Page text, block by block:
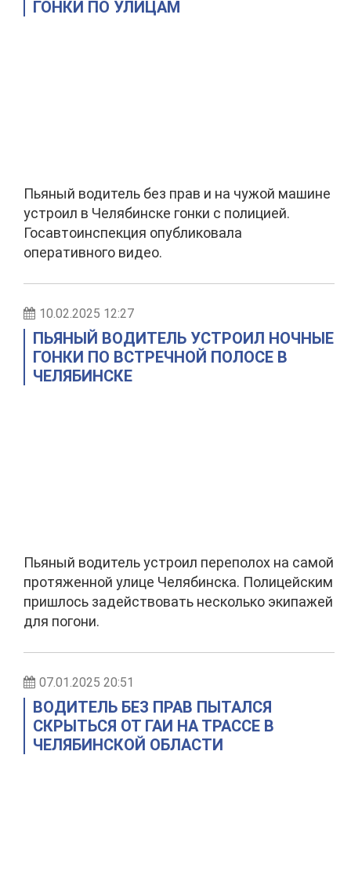
ГОНКИ ПО УЛИЦАМ
Пьяный водитель без прав и на чужой машине
устроил в Челябинске гонки с полицией.
Госавтоинспекция опубликовала
оперативного видео.
10.02.2025 12:27
ПЬЯНЫЙ ВОДИТЕЛЬ УСТРОИЛ НОЧНЫЕ
ГОНКИ ПО ВСТРЕЧНОЙ ПОЛОСЕ В
ЧЕЛЯБИНСКЕ
Пьяный водитель устроил переполох на самой
протяженной улице Челябинска. Полицейским
пришлось задействовать несколько экипажей
для погони.
07.01.2025 20:51
ВОДИТЕЛЬ БЕЗ ПРАВ ПЫТАЛСЯ
СКРЫТЬСЯ ОТ ГАИ НА ТРАССЕ В
ЧЕЛЯБИНСКОЙ ОБЛАСТИ